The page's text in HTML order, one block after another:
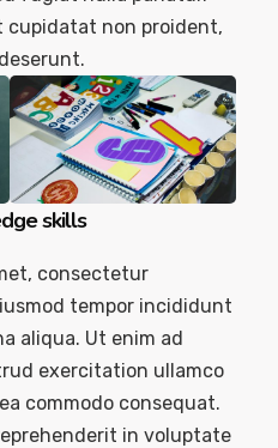
cupidatat non proident,
skills
consectetur
tempor incididunt
aliqua. Ut enim ad
exercitation ullamco
commodo consequat.
in voluptate